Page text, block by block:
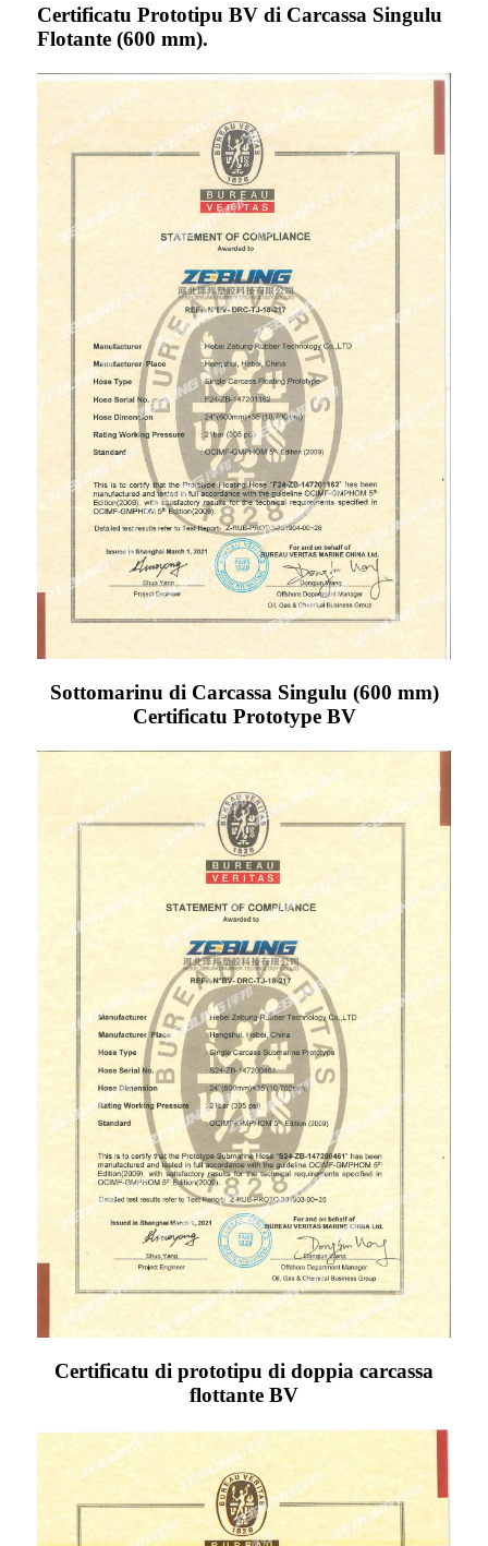
Certificatu Prototipu BV di Carcassa Singulu
Flotante (600 mm).
Sottomarinu di Carcassa Singulu (600 mm)
Certificatu Prototype BV
Certificatu di prototipu di doppia carcassa
flottante BV